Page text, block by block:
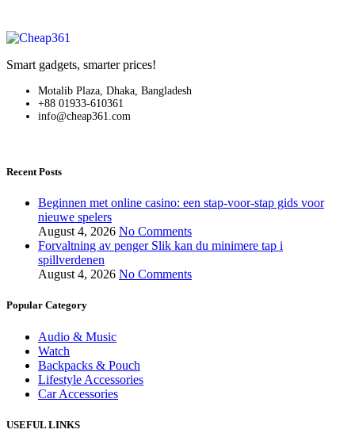
Smart gadgets, smarter prices!
Motalib Plaza, Dhaka, Bangladesh
+88 01933-610361
info@cheap361.com
Recent Posts
Beginnen met online casino: een stap-voor-stap gids voor
nieuwe spelers
August 4, 2026 No Comments
Forvaltning av penger Slik kan du minimere tap i
spillverdenen
August 4, 2026 No Comments
Popular Category
Audio & Music
Watch
Backpacks & Pouch
Lifestyle Accessories
Car Accessories
USEFUL LINKS